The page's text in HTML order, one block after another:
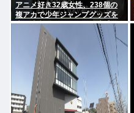
アニメ好き32歳女性、238個の
複アカで少年ジャンプグッズを
大量注文・キャンセルし逮捕
「欲求が満たされた」